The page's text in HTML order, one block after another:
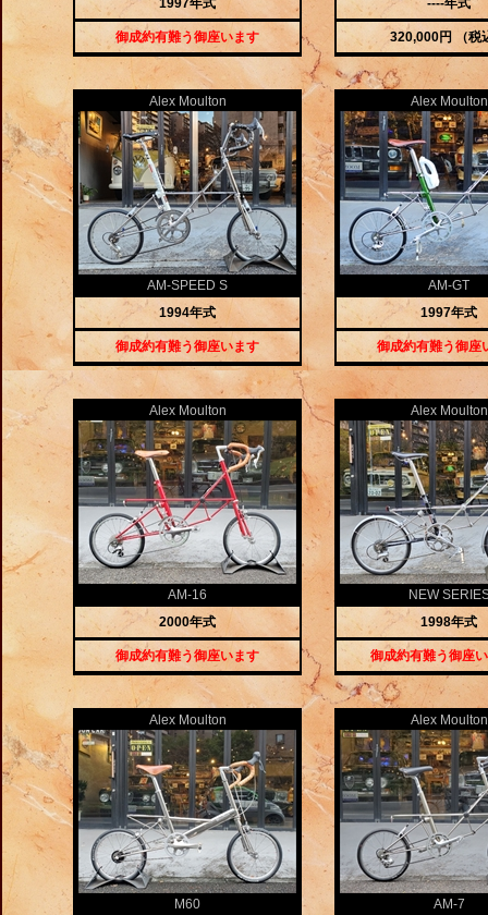
1997年式
御成約有難う御座います
----年式
320,000円 （税
Alex Moulton
AM-SPEED S
1994年式
御成約有難う御座います
Alex Moulton
AM-GT
1997年式
御成約有難う御座
Alex Moulton
AM-16
2000年式
御成約有難う御座います
Alex Moulton
NEW
1998年式
御成約有難う御座
Alex Moulton
M60
Alex Moulton
AM-7